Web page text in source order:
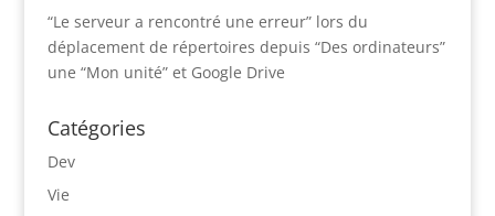
“Le serveur a rencontré une erreur” lors du
déplacement de répertoires depuis “Des ordinateurs”
une “Mon unité” et Google Drive
Catégories
Dev
Vie